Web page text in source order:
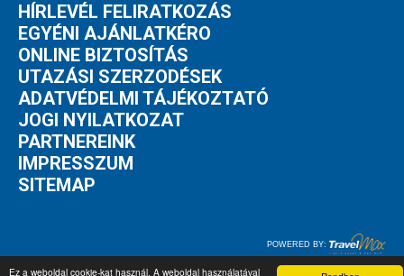
Ez a weboldal cookie-kat használ. A weboldal használatával
HÍRLEVÉL FELIRATKOZÁS
EGYÉNI AJÁNLATKÉRO
ONLINE BIZTOSÍTÁS
UTAZÁSI SZERZODÉSEK
ADATVÉDELMI TÁJÉKOZTATÓ
JOGI NYILATKOZAT
PARTNEREINK
IMPRESSZUM
SITEMAP
POWERED BY: